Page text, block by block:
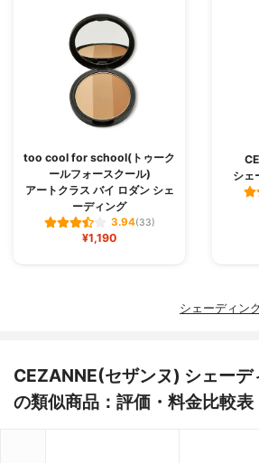
too cool for school(トゥーク
ールフォースクール)
アートクラス バイ ロダン シェ
ーディング
3.94(33)
¥1,190
シェ
シェーディン
CEZANNE(セザンヌ) シェーデ
の類似商品：評価・料金比較表